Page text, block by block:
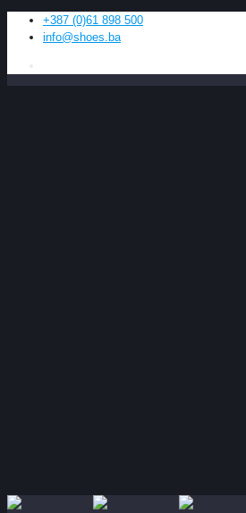
+387 (0)61 898 500
info@shoes.ba